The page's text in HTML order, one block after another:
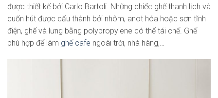
được thiết kế bởi Carlo Bartoli. Những chiếc ghế thanh lịch và
cuốn hút được cấu thành bởi nhôm, anot hóa hoặc sơn tĩnh
điện, ghế và lưng bằng polypropylene có thể tái chế. Ghế
phù hợp để làm ghế cafe ngoài trời, nhà hàng,…